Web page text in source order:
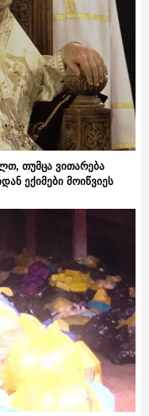
თუმცა ვითარება
ექიმები მოიწვიეს